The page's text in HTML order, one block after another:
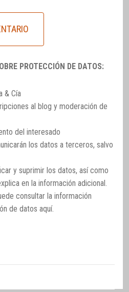
PROTECCIÓN DE DATOS:
& Cía
al blog y moderación de
del interesado
los datos a terceros, salvo
y suprimir los datos, así como
en la información adicional.
consultar la información
de datos aquí.